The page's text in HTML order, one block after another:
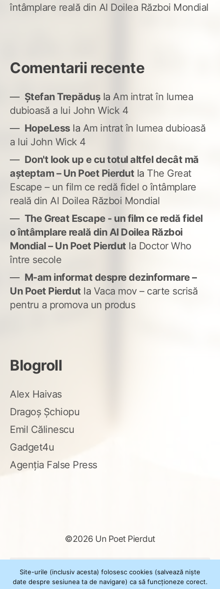
întâmplare reală din Al Doilea Război Mondial
Comentarii recente
Ștefan Trepădușla Am intrat în lumea
dubioasă a lui John Wick 4
HopeLessla Am intrat în lumea dubioasă
a lui John Wick 4
Don't look up e cu totul altfel decât mă
așteptam – Un Poet Pierdut la The Great
Escape – un film ce redă fidel o întâmplare
reală din Al Doilea Război Mondial
The Great Escape - un film ce redă fidel
o întâmplare reală din Al Doilea Război
Mondial – Un Poet Pierdut la Doctor Who
între secole
M-am informat despre dezinformare –
Un Poet Pierdut la Vaca mov – carte scrisă
pentru a promova un produs
Blogroll
Alex Haivas
Dragoș Șchiopu
Emil Călinescu
Gadget4u
Agenția False Press
©2026 Un Poet Pierdut
după:
Site-urile (inclusiv acesta) folosesc cookies (salvează niște
date despre sesiunea ta de navigare) ca să funcționeze corect.